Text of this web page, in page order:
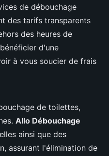
de débouchage
des tarifs transparents
des heures de
d'une
à vous soucier de frais
de toilettes,
Allo Débouchage
ainsi que des
assurant l'élimination de